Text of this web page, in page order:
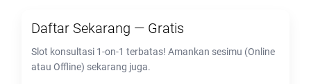
Daftar Sekarang — Gratis
Slot konsultasi 1-on-1 terbatas! Amankan sesimu (Online
atau Offline) sekarang juga.